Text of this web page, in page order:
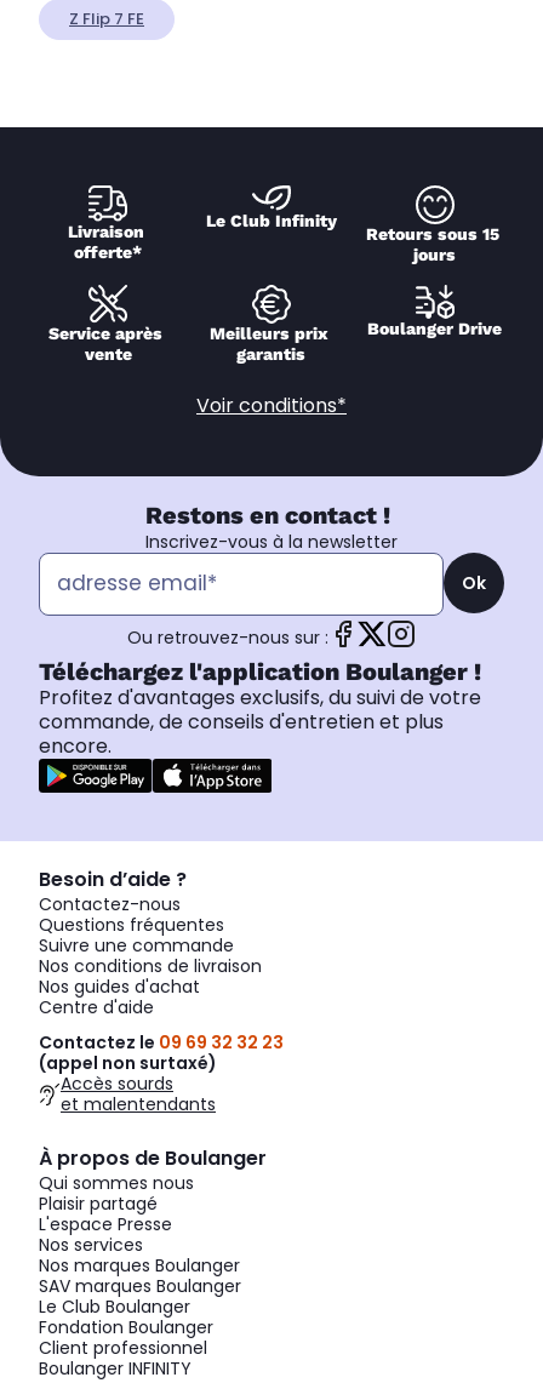
Z Flip 7 FE
Livraison
offerte*
Le Club Infinity
Retours sous 15
jours
Service après
vente
Meilleurs prix
garantis
Boulanger Drive
Voir conditions*
Restons en contact !
Inscrivez-vous à la newsletter
Ok
Ou retrouvez-nous sur :
Téléchargez l'application Boulanger !
Profitez d'avantages exclusifs, du suivi de votre
commande, de conseils d'entretien et plus
encore.
Besoin d’aide ?
Contactez-nous
Questions fréquentes
Suivre une commande
Nos conditions de livraison
Nos guides d'achat
Centre d'aide
Contactez le 09 69 32 32 23
(appel non surtaxé)
Accès sourds
et malentendants
À propos de Boulanger
Qui sommes nous
Plaisir partagé
L'espace Presse
Nos services
Nos marques Boulanger
SAV marques Boulanger
Le Club Boulanger
Fondation Boulanger
Client professionnel
Boulanger INFINITY